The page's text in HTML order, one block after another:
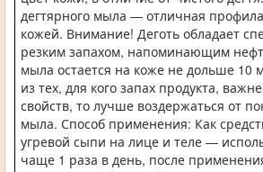
дегтярного мыла — отличная
кожей. Внимание! Деготь обладает
резким запахом, напоминающим
мыла остается на коже не дольше 10
из тех, для кого запах продукта,
свойств, то лучше воздержаться от
мыла. Способ применения: Как
угревой сыпи на лице и теле —
чаще 1 раза в день, после